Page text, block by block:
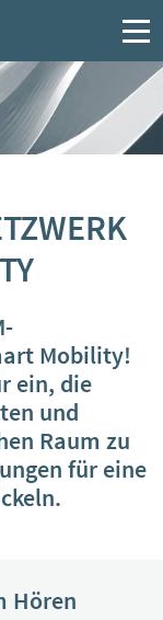
Mobility!
ein, die
und
Raum zu
für eine
Hören
und